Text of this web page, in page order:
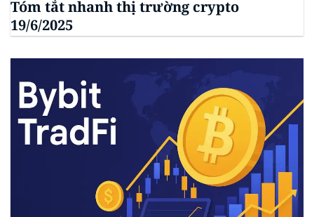
Tóm tắt nhanh thị trường crypto
19/6/2025